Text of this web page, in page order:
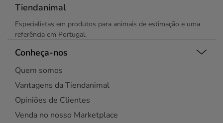
Tiendanimal
Especialistas em produtos para animais de estimação e uma
referência em Portugal.
Conheça-nos
Quem somos
Vantagens da Tiendanimal
Opiniões de Clientes
Venda no nosso Marketplace